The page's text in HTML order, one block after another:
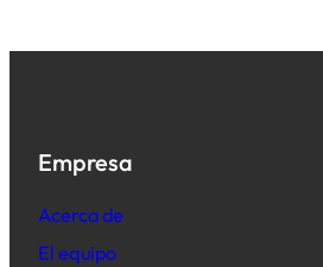
Empresa
Acerca de
El equipo